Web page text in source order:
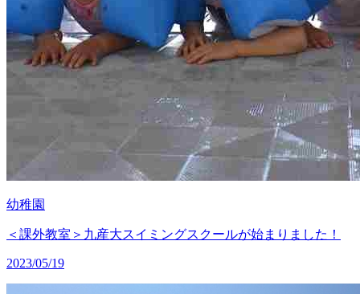
幼稚園
＜課外教室＞九産大スイミングスクールが始まりました！
2023/05/19